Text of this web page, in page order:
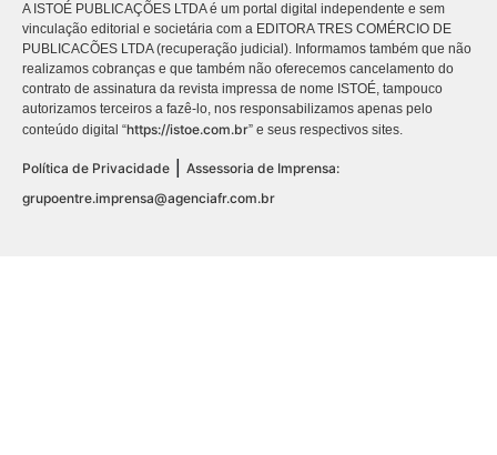
A ISTOÉ PUBLICAÇÕES LTDA é um portal digital independente e sem
vinculação editorial e societária com a EDITORA TRES COMÉRCIO DE
PUBLICACÕES LTDA (recuperação judicial). Informamos também que não
realizamos cobranças e que também não oferecemos cancelamento do
contrato de assinatura da revista impressa de nome ISTOÉ, tampouco
autorizamos terceiros a fazê-lo, nos responsabilizamos apenas pelo
conteúdo digital “https://istoe.com.br” e seus respectivos sites.
Política de Privacidade
Assessoria de Imprensa:
grupoentre.imprensa@agenciafr.com.br